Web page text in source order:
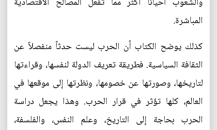
المباشرة.
كذلك يوضح الكتاب أن الحرب ليست حدثاً منفصلاً عن
الثقافة السياسية. فطريقة تعريف الدولة لنفسها، وقراءتها
لتاريخها، وصورتها عن خصومها، ونظرتها إلى موقعها في
العالم، كلها تؤثر في قرار الحرب. وهذا يجعل دراسة
الحرب بحاجة إلى التاريخ، وعلم النفس، والفلسفة،